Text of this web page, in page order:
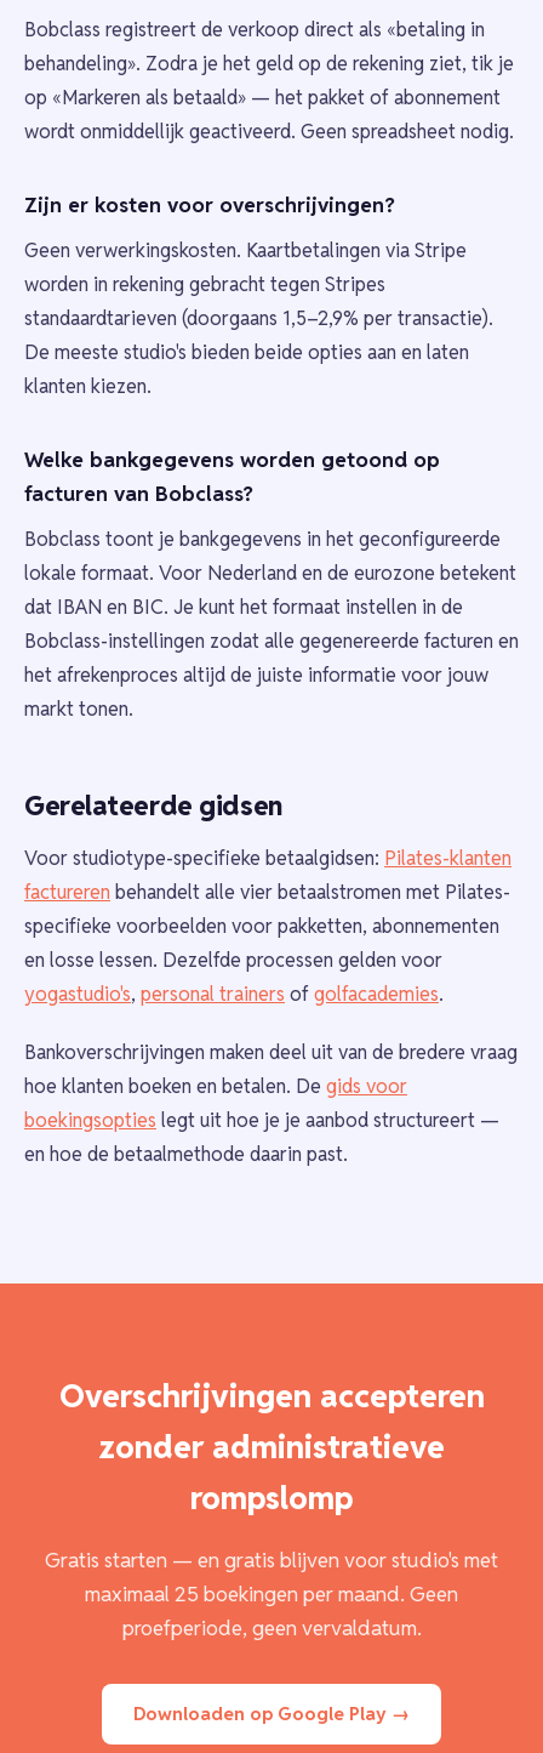
Bobclass registreert de verkoop direct als «betaling in
behandeling». Zodra je het geld op de rekening ziet, tik je
op «Markeren als betaald» — het pakket of abonnement
wordt onmiddellijk geactiveerd. Geen spreadsheet nodig.
Zijn er kosten voor overschrijvingen?
Geen verwerkingskosten. Kaartbetalingen via Stripe
worden in rekening gebracht tegen Stripes
standaardtarieven (doorgaans 1,5–2,9% per transactie).
De meeste studio's bieden beide opties aan en laten
klanten kiezen.
Welke bankgegevens worden getoond op
facturen van Bobclass?
Bobclass toont je bankgegevens in het geconfigureerde
lokale formaat. Voor Nederland en de eurozone betekent
dat IBAN en BIC. Je kunt het formaat instellen in de
Bobclass-instellingen zodat alle gegenereerde facturen en
het afrekenproces altijd de juiste informatie voor jouw
markt tonen.
Gerelateerde gidsen
Voor studiotype-specifieke betaalgidsen: Pilates-klanten
factureren behandelt alle vier betaalstromen met Pilates-
specifieke voorbeelden voor pakketten, abonnementen
en losse lessen. Dezelfde processen gelden voor
yogastudio's, personal trainers ofgolfacademies.
Bankoverschrijvingen maken deel uit van de bredere vraag
hoe klanten boeken en betalen. De gids voor
boekingsopties legt uit hoe je je aanbod structureert —
en hoe de betaalmethode daarin past.
Overschrijvingen accepteren
zonder administratieve
rompslomp
Gratis starten — en gratis blijven voor studio's met
maximaal 25 boekingen per maand. Geen
proefperiode, geen vervaldatum.
Downloaden op Google Play →